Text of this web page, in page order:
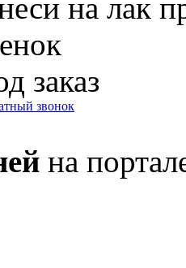
на лак
заказ
звонок
на